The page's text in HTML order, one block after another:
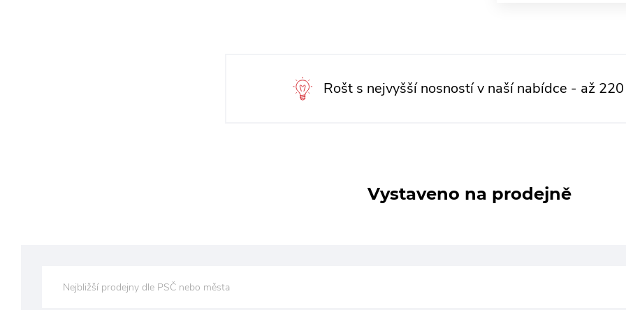
Rošt s nejvyšší nosností v naší nabídce - až
Vystaveno na prodejně